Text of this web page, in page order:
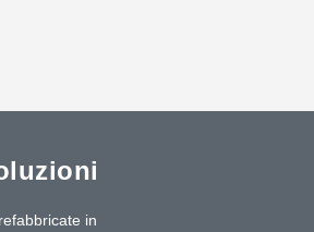
in